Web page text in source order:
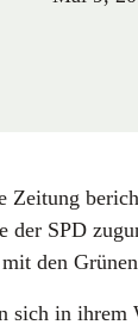
Zeitung
der SPD
den
sich in